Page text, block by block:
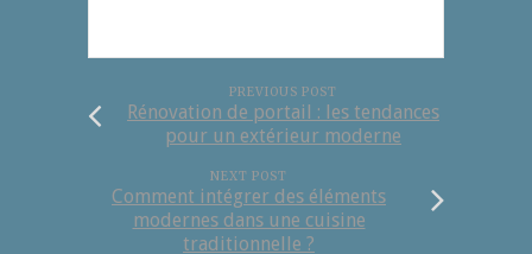
PREVIOUS POST
Rénovation de portail : les tendances
pour un extérieur moderne
NEXT POST
Comment intégrer des éléments
modernes dans une cuisine
traditionnelle ?